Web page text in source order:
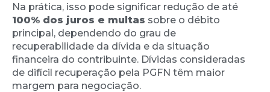
Na prática, isso pode significar redução de até
100% dos juros e multas sobre o débito
principal, dependendo do grau de
recuperabilidade da dívida e da situação
financeira do contribuinte. Dívidas consideradas
de difícil recuperação pela PGFN têm maior
margem para negociação.